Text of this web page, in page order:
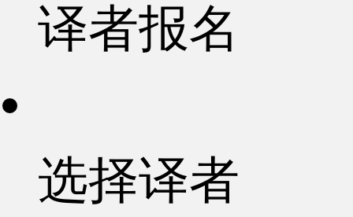
译者报名
选择译者